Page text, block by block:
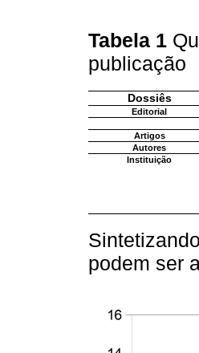
Tabela 1
publicação
Dossiês
Editorial
Artigos
Autores
Instituição
podem ser